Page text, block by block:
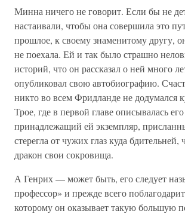
Минна ничего не говорит. Если бы не
настаивали, чтобы она совершила это
прошлое, к своему знаменитому другу,
не поехала. Ей и так было страшно
историй, что он рассказал о ней много
опубликовал свою автобиографию.
никто во всем Фридланде не додумался
Трое, где в первой главе описывалась
принадлежащий ей экземпляр,
стерегла от чужих глаз куда бдительней,
дракон свои сокровища.
А Генрих — может быть, его следует
профессор» и прежде всего
которому он оказывает такую большую